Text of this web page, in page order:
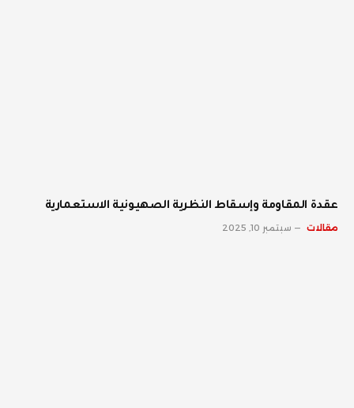
عقدة المقاومة وإسقاط النظرية الصهيونية الاستعمارية
مقالات سبتمبر 10, 2025